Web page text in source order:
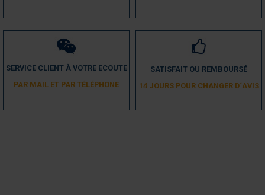
SERVICE CLIENT À VOTRE ECOUTE
PAR MAIL ET PAR TÉLÉPHONE
SATISFAIT OU REMBOURSÉ
14 JOURS POUR CHANGER D´AVIS